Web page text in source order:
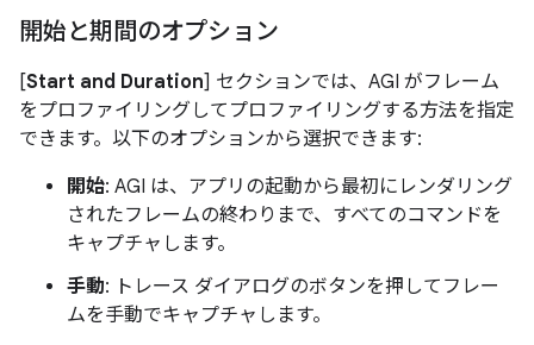
開始と期間のオプション
[Start and Duration] セクションでは、AGI がフレーム
をプロファイリングしてプロファイリングする方法を指定
できます。以下のオプションから選択できます:
開始: AGI は、アプリの起動から最初にレンダリング
されたフレームの終わりまで、すべてのコマンドを
キャプチャします。
手動: トレース ダイアログのボタンを押してフレー
ムを手動でキャプチャします。